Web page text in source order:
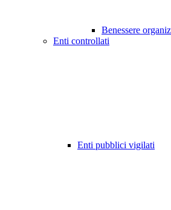
Benessere
Enti controllati
Enti pubblici vigilati